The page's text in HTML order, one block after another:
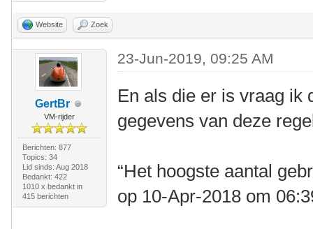
Website Zoek
GertBr
VM-rijder
Berichten: 877
Topics: 34
Lid sinds: Aug 2018
Bedankt: 422
1010 x bedankt in
415 berichten
23-Jun-2019, 09:25 AM
En als die er is vraag ik
gegevens van deze
“Het hoogste aantal
op 10-Apr-2018 om